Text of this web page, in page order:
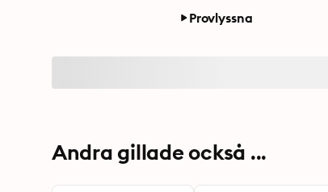
Provlyssna
Andra gillade också ...